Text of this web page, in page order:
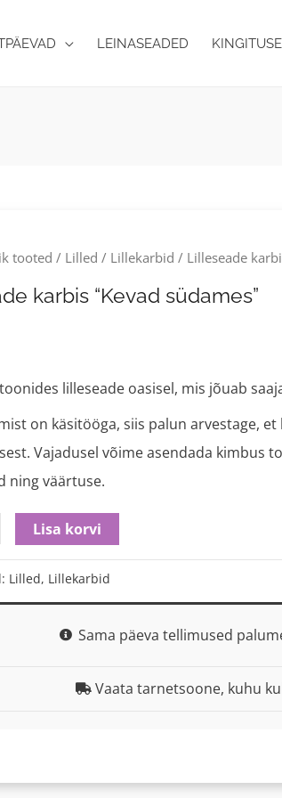
LEINASEADED
tooted / Lilled / Lillekarbid / Lilleseade
karbis “Kevad südames”
lilleseade oasisel, mis jõuab
on käsitööga, siis palun arvestage,
Vajadusel võime asendada kimbus
ning väärtuse.
Lisa korvi
Lilled, Lillekarbid
Sama päeva tellimused
Vaata tarnetsoone, kuhu